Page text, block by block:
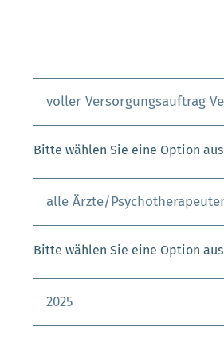
Bitte wählen Sie eine Option aus
Bitte wählen Sie eine Option aus